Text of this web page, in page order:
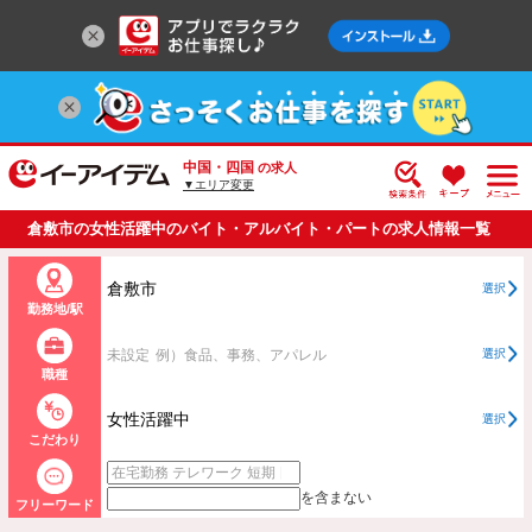
中国・四国 の求人
▼エリア変更
倉敷市の女性活躍中のバイト・アルバイト・パートの求人情報一覧
勤務地/駅
倉敷市 選択
職種
未設定 例）食品、事務、アパレル 選択
こだわり
女性活躍中 選択
フリーワード を含まない